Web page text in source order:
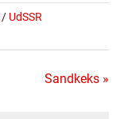
/ UdSSR
Sandkeks »